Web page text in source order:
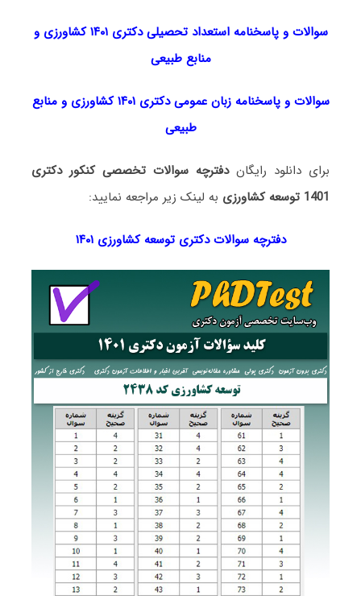
سوالات و پاسخنامه استعداد تحصیلی دکتری
۱۴۰۱ کشاورزی و
منابع طبیعی
سوالات و پاسخنامه زبان عمومی دکتری ۱۴۰۱ کشاورزی و منابع
طبیعی
برای دانلود رایگاندفترچه سوالات تخصصی کنکور دکتری
1401 توسعه کشاورزی
به لینک زیر مراجعه نمایید:
دفترچه سوالات دکتری توسعه کشاورزی ۱۴۰۱